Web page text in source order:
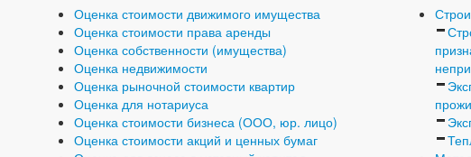
Оценка стоимости движимого имущества
Оценка стоимости права аренды
Оценка собственности (имущества)
Оценка недвижимости
Оценка рыночной стоимости квартир
Оценка для нотариуса
Оценка стоимости бизнеса (ООО, юр. лицо)
Оценка стоимости акций и ценных бумаг